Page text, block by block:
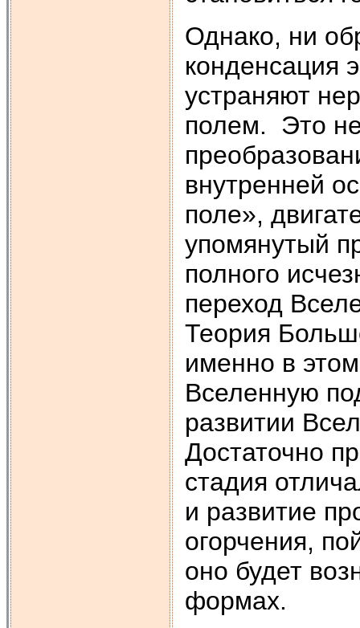
Однако, ни
конденсация
устраняют
полем. Это
внутренней
поле»,
упомянутый
полного
переход
Теория
именно в
Вселенную
развитии
Достаточно
стадия
и развитие
огорчения,
оно будет
формах.